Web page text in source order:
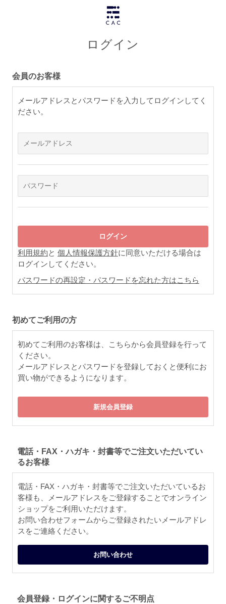
ログイン
会員のお客様
メールアドレスとパスワードを入力してログインしてく
ださい。
利用規約と 個人情報保護方針に同意いただける場合は
ログインしてください。
パスワードの再設定・パスワードを忘れた方はこちら
初めてご利用の方
初めてご利用のお客様は、こちらから会員登録を行って
ください。
メールアドレスとパスワードを登録しておくと便利にお
買い物ができるようになります。
電話・FAX・ハガキ・封書等でご注文いただいてい
るお客様
電話・FAX・ハガキ・封書等でご注文いただいているお
客様も、メールアドレスをご登録することでオンライン
ショップをご利用いただけます。
お問い合わせフォームからご登録されたいメールアドレ
スをご連絡ください。
お問い合わせ
会員登録・ログインに関するご不明点